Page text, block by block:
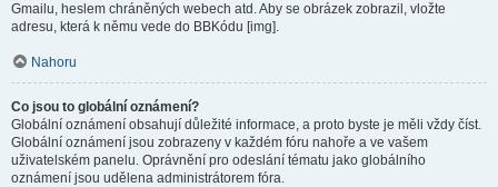
Gmailu, heslem chráněných webech atd. Aby se obrázek zobrazil, vložte
adresu, která k němu vede do BBKódu [img].
Nahoru
Co jsou to globální oznámení?
Globální oznámení obsahují důležité informace, a proto byste je měli vždy číst.
Globální oznámení jsou zobrazeny v každém fóru nahoře a ve vašem
uživatelském panelu. Oprávnění pro odeslání tématu jako globálního
oznámení jsou udělena administrátorem fóra.